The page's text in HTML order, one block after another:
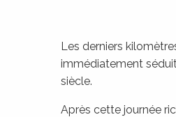
Les derniers
immédiatement
siècle.
Après cette journée